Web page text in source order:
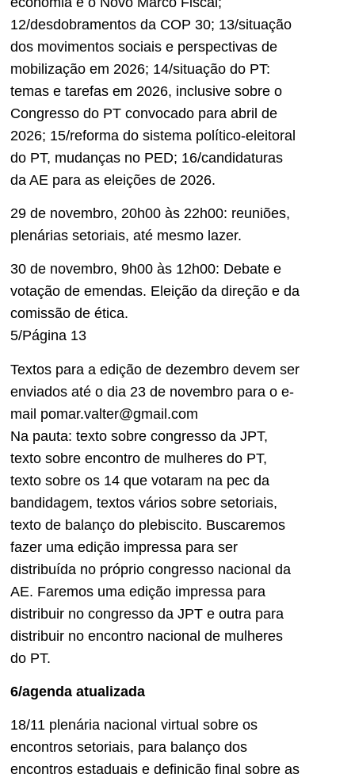
12/desdobramentos da COP 30; 13/situação
dos movimentos sociais e perspectivas de
mobilização em 2026; 14/situação do PT:
temas e tarefas em 2026, inclusive sobre o
Congresso do PT convocado para abril de
2026; 15/reforma do sistema político-eleitoral
do PT, mudanças no PED; 16/candidaturas
da AE para as eleições de 2026.
29 de novembro, 20h00 às 22h00: reuniões,
plenárias setoriais, até mesmo lazer.
30 de novembro, 9h00 às 12h00: Debate e
votação de emendas. Eleição da direção e da
comissão de ética.
5/Página 13
Textos para a edição de dezembro devem ser
enviados até o dia 23 de novembro para o e-
mail pomar.valter@gmail.com
Na pauta: texto sobre congresso da JPT,
texto sobre encontro de mulheres do PT,
texto sobre os 14 que votaram na pec da
bandidagem, textos vários sobre setoriais,
texto de balanço do plebiscito. Buscaremos
fazer uma edição impressa para ser
distribuída no próprio congresso nacional da
AE. Faremos uma edição impressa para
distribuir no congresso da JPT e outra para
distribuir no encontro nacional de mulheres
do PT.
6/agenda atualizada
18/11 plenária nacional virtual sobre os
encontros setoriais, para balanço dos
encontros estaduais e definição final sobre as